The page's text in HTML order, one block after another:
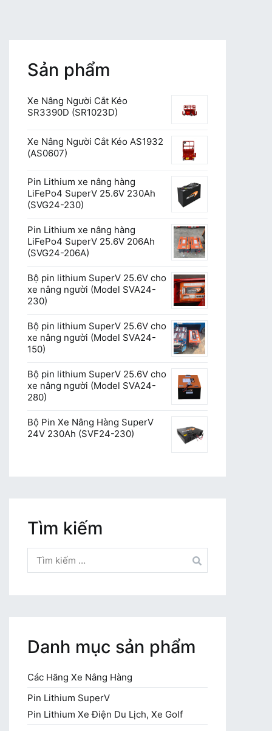
Sản phẩm
Xe Nâng Người Cắt Kéo
SR3390D (SR1023D)
Xe Nâng Người Cắt Kéo AS1932
(AS0607)
Pin Lithium xe nâng hàng
LiFePo4 SuperV 25.6V 230Ah
(SVG24-230)
Pin Lithium xe nâng hàng
LiFePo4 SuperV 25.6V 206Ah
(SVG24-206A)
Bộ pin lithium SuperV 25.6V cho
xe nâng người (Model SVA24-
230)
Bộ pin lithium SuperV 25.6V cho
xe nâng người (Model SVA24-
150)
Bộ pin lithium SuperV 25.6V cho
xe nâng người (Model SVA24-
280)
Bộ Pin Xe Nâng Hàng SuperV
24V 230Ah (SVF24-230)
Tìm kiếm
kiếm
cho:
Danh mục sản phẩm
Các Hãng Xe Nâng Hàng
Pin Lithium SuperV
Pin Lithium Xe Điện Du Lịch, Xe Golf